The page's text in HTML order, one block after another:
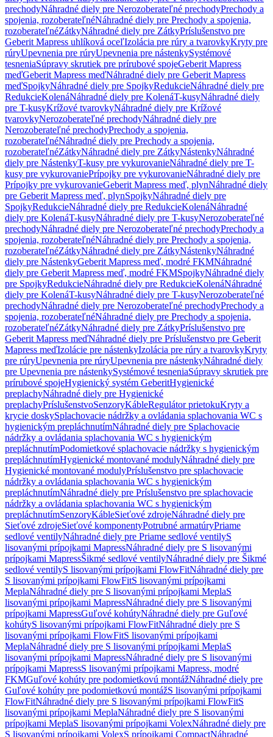
prechodyNáhradné diely pre Nerozoberateľné prechodyPrechody a
spojenia, rozoberateľnéNáhradné diely pre Prechody a spojenia,
rozoberateľnéZátkyNáhradné diely pre ZátkyPríslušenstvo pre
Geberit Mapress uhlíková oceľIzolácia pre rúry a tvarovkyKryty pre
rúryUpevnenia pre rúryUpevnenia pre nástenkySystémové
tesneniaSúpravy skrutiek pre prírubové spojeGeberit Mapress
meďGeberit Mapress meďNáhradné diely pre Geberit Mapress
meďSpojkyNáhradné diely pre SpojkyRedukcieNáhradné diely pre
RedukcieKolenáNáhradné diely pre KolenáT-kusyNáhradné diely
pre T-kusyKrížové tvarovkyNáhradné diely pre Krížové
tvarovkyNerozoberateľné prechodyNáhradné diely pre
Nerozoberateľné prechodyPrechody a spojenia,
rozoberateľnéNáhradné diely pre Prechody a spojenia,
rozoberateľnéZátkyNáhradné diely pre ZátkyNástenkyNáhradné
diely pre NástenkyT-kusy pre vykurovanieNáhradné diely pre T-
kusy pre vykurovaniePrípojky pre vykurovanieNáhradné diely pre
Prípojky pre vykurovanieGeberit Mapress meď, plynNáhradné diely
pre Geberit Mapress meď, plynSpojkyNáhradné diely pre
SpojkyRedukcieNáhradné diely pre RedukcieKolenáNáhradné
diely pre KolenáT-kusyNáhradné diely pre T-kusyNerozoberateľné
prechodyNáhradné diely pre Nerozoberateľné prechodyPrechody a
spojenia, rozoberateľnéNáhradné diely pre Prechody a spojenia,
rozoberateľnéZátkyNáhradné diely pre ZátkyNástenkyNáhradné
diely pre NástenkyGeberit Mapress meď, modré FKMNáhradné
diely pre Geberit Mapress meď, modré FKMSpojkyNáhradné diely
pre SpojkyRedukcieNáhradné diely pre RedukcieKolenáNáhradné
diely pre KolenáT-kusyNáhradné diely pre T-kusyNerozoberateľné
prechodyNáhradné diely pre Nerozoberateľné prechodyPrechody a
spojenia, rozoberateľnéNáhradné diely pre Prechody a spojenia,
rozoberateľnéZátkyNáhradné diely pre ZátkyPríslušenstvo pre
Geberit Mapress meďNáhradné diely pre Príslušenstvo pre Geberit
Mapress meďIzolácie pre nástenkyIzolácia pre rúry a tvarovkyKryty
pre rúryUpevnenia pre rúryUpevnenia pre nástenkyNáhradné diely
pre Upevnenia pre nástenkySystémové tesneniaSúpravy skrutiek pre
prírubové spojeHygienický systém GeberitHygienické
preplachyNáhradné diely pre Hygienické
preplachyPríslušenstvoSenzoryKábleRegulátor prietokuKryty a
krycie doskySplachovacie nádržky a ovládania splachovania WC s
hygienickým prepláchnutímNáhradné diely pre Splachovacie
nádržky a ovládania splachovania WC s hygienickým
prepláchnutímPodomietkové splachovacie nádržky s hygienickým
prepláchnutímHygienické montované modulyNáhradné diely pre
Hygienické montované modulyPríslušenstvo pre splachovacie
nádržky a ovládania splachovania WC s hygienickým
prepláchnutímNáhradné diely pre Príslušenstvo pre splachovacie
nádržky a ovládania splachovania WC s hygienickým
prepláchnutímSenzoryKábleSieťové zdrojeNáhradné diely pre
Sieťové zdrojeSieťové komponentyPotrubné armatúryPriame
sedlové ventilyNáhradné diely pre Priame sedlové ventilyS
lisovanými prípojkami MapressNáhradné diely pre S lisovanými
prípojkami MapressŠikmé sedlové ventilyNáhradné diely pre Šikmé
sedlové ventilyS lisovanými prípojkami FlowFitNáhradné diely pre
S lisovanými prípojkami FlowFitS lisovanými prípojkami
MeplaNáhradné diely pre S lisovanými prípojkami MeplaS
lisovanými prípojkami MapressNáhradné diely pre S lisovanými
prípojkami MapressGuľové kohútyNáhradné diely pre Guľové
kohútyS lisovanými prípojkami FlowFitNáhradné diely pre S
lisovanými prípojkami FlowFitS lisovanými prípojkami
MeplaNáhradné diely pre S lisovanými prípojkami MeplaS
lisovanými prípojkami MapressNáhradné diely pre S lisovanými
prípojkami MapressS lisovanými prípojkami Mapress, modré
FKMGuľové kohúty pre podomietkovú montážNáhradné diely pre
Guľové kohúty pre podomietkovú montážS lisovanými prípojkami
FlowFitNáhradné diely pre S lisovanými prípojkami FlowFitS
lisovanými prípojkami MeplaNáhradné diely pre S lisovanými
prípojkami MeplaS lisovanými prípojkami VolexNáhradné diely pre
S lisovanými prípojkami VolexS prípojkami CompactNáhradné